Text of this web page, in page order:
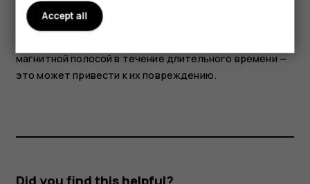
свойствами. Возможно притяжение металлических
предметов к устройству. Не храните рядом с
магнитной полосой в течение длительного времени —
это может привести к их повреждению.
Accept all